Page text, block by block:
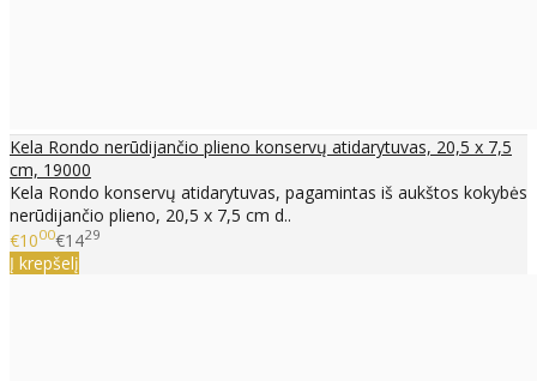
Kela Rondo nerūdijančio plieno konservų atidarytuvas, 20,5 x 7,5
cm, 19000
Kela Rondo konservų atidarytuvas, pagamintas iš aukštos kokybės
nerūdijančio plieno, 20,5 x 7,5 cm d..
€1000€1429
Į krepšelį